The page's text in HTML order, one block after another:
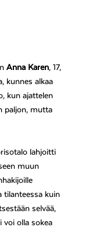
Anna Karen, 17,
kunnes alkaa
kun ajattelen
paljon, mutta
lahjoitti
muun
tilanteessa kuin
selvää,
voi olla sokea